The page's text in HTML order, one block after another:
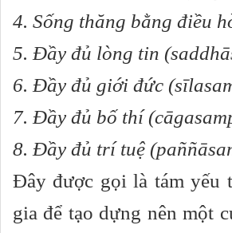
4. Sống thăng bằng điều
5. Đầy đủ lòng tin
6. Đầy đủ giới đức
7. Đầy đủ bố thí
8. Đầy đủ trí tuệ
Đây được gọi là tám yếu
gia để tạo dựng nên một